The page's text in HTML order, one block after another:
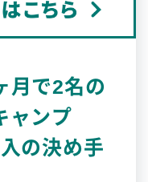
月で2名の
ャンプ
の決め手